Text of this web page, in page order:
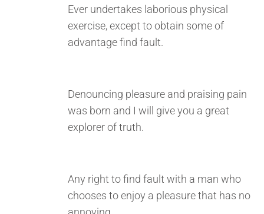
Ever undertakes laborious physical
exercise, except to obtain some of
advantage find fault.
Denouncing pleasure and praising pain
was born and I will give you a great
explorer of truth.
Any right to find fault with a man who
chooses to enjoy a pleasure that has no